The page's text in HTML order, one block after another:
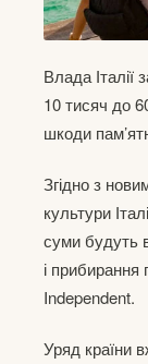
Влада
10 тисяч до
шкоди
Згідно з
культури
суми будуть
і
Independent.
Уряд країни